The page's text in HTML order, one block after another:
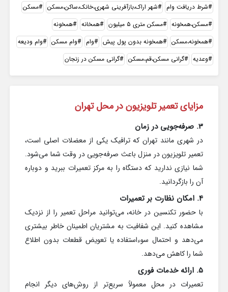
شرط دریافت وام
شهر اراک،بازآفرینی شهری،خانک،ساکن،مسکن
مسکن
مسکن،همخونه
مسکن متری ۵ میلیون همخانه
همخونه
همخونه،مسکن
همخونه بدون پول پیش وام وام مسکن
وام ودیعه
وعدیه
گرانی مسکن،قم،مسکن گرانی مسکن در زنجان
مزایای تعمیر تلویزیون در محل تهران
3. صرفه‌جویی در زمان
در شهری مانند تهران که ترافیک یکی از معضلات اصلی است،
تعمیر تلویزیون در منزل باعث صرفه‌جویی در وقت شما می‌شود.
شما نیازی ندارید که دستگاه را به مرکز تعمیرات ببرید و دوباره
آن را بازگردانید.
4. امکان نظارت بر تعمیرات
با حضور تکنسین در خانه، می‌توانید مراحل تعمیر را از نزدیک
مشاهده کنید. این شفافیت به مشتریان اطمینان خاطر بیشتری
می‌دهد و احتمال سوءاستفاده یا تعویض قطعات بدون اطلاع
شما را کاهش می‌دهد.
5. ارائه خدمات فوری
تعمیرات در محل معمولاً سریع‌تر از روش‌های دیگر انجام